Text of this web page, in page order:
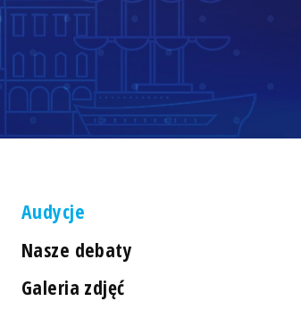
Audycje
Nasze debaty
Galeria zdjęć